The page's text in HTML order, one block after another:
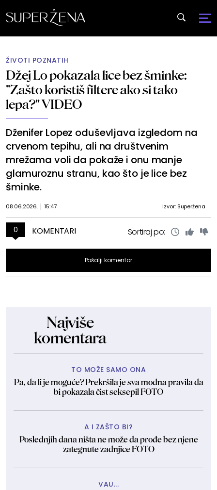
ŽIVOTI POZNATIH
Džej Lo pokazala lice bez šminke:
"Zašto koristiš filtere ako si tako
lepa?" VIDEO
Dženifer Lopez oduševljava izgledom na
crvenom tepihu, ali na društvenim
mrežama voli da pokaže i onu manje
glamuroznu stranu, kao što je lice bez
šminke.
08.06.2026. 15:47 Izvor: Superžena
0 KOMENTARI Sortiraj po:
Pošalji komentar
Najviše
komentara
TO MOŽE SAMO ONA
Pa, da li je moguće? Prekršila je sva modna pravila da
bi pokazala čist seksepil FOTO
A I ZAŠTO BI?
Poslednjih dana ništa ne može da prođe bez njene
zategnute zadnjice FOTO
VAU...